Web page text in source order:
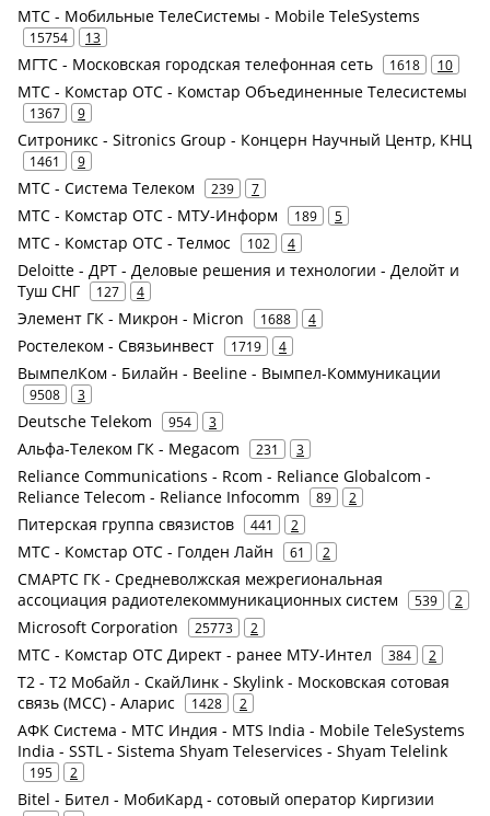
МТС - Мобильные ТелеСистемы - Mobile TeleSystems
15754 13
МГТС - Московская городская телефонная сеть 1618 10
МТС - Комстар ОТС - Комстар Объединенные Телесистемы
1367 9
Ситроникс - Sitronics Group - Концерн Научный Центр, КНЦ
1461 9
МТС - Система Телеком 239 7
МТС - Комстар ОТС - МТУ-Информ 189 5
МТС - Комстар ОТС - Телмос 102 4
Deloitte - ДРТ - Деловые решения и технологии - Делойт и
Туш СНГ
127 4
Элемент ГК - Микрон - Micron 1688 4
Ростелеком - Связьинвест 1719 4
ВымпелКом - Билайн - Beeline - Вымпел-Коммуникации
9508 3
Deutsche Telekom 954 3
Альфа-Телеком ГК - Megacom 231 3
Reliance Communications - Rcom - Reliance Globalcom -
Reliance Telecom - Reliance Infocomm
89 2
Питерская группа связистов 441 2
МТС - Комстар ОТС - Голден Лайн 61 2
СМАРТС ГК - Средневолжская межрегиональная
ассоциация радиотелекоммуникационных систем
539 2
Microsoft Corporation 25773 2
МТС - Комстар ОТС Директ - ранее МТУ-Интел 384 2
Т2 - Т2 Мобайл - СкайЛинк - Skylink - Московская сотовая
связь (МСС) - Аларис
1428 2
АФК Система - МТС Индия - MTS India - Mobile TeleSystems
India - SSTL - Sistema Shyam Teleservices - Shyam Telelink
195 2
Bitel - Бител - МобиКард - сотовый оператор Киргизии